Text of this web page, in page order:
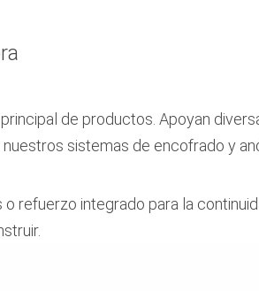
de productos. Apoyan
sistemas de encofrado y
refuerzo integrado para la